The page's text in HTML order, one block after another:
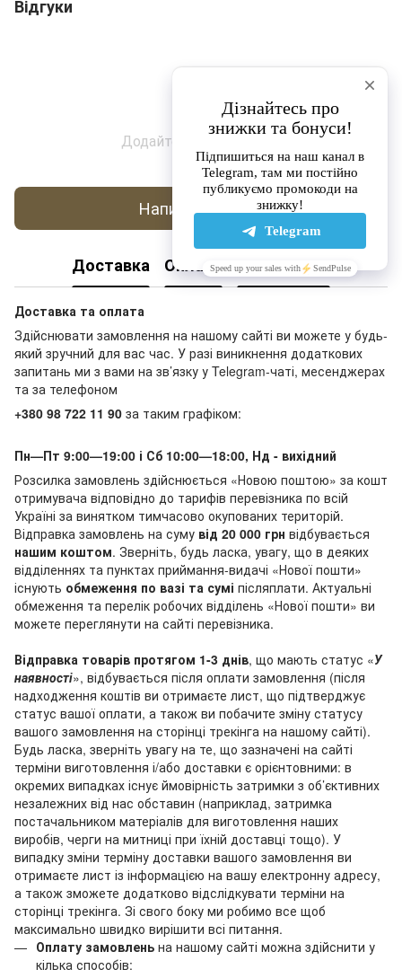
Відгуки
Додайте перший відгук
Написати відгук
Доставка Оплата Повернення
Доставка та оплата
Здійснювати замовлення на нашому сайті ви можете у будь-
який зручний для вас час. У разі виникнення додаткових
запитань ми з вами на зв’язку у Telegram-чаті, месенджерах
та за телефоном
+380 98 722 11 90 за таким графіком:
Пн—Пт 9:00—19:00 і Сб 10:00—18:00, Нд - вихідний
Розсилка замовлень здійснюється «Новою поштою» за кошт
отримувача відповідно до тарифів перевізника по всій
Україні за винятком тимчасово окупованих територій.
Відправка замовлень на суму від 20 000 грн відбувається
нашим коштом. Зверніть, будь ласка, увагу, що в деяких
відділеннях та пунктах приймання-видачі «Нової пошти»
існують обмеження по вазі та сумі післяплати. Актуальні
обмеження та перелік робочих відділень «Нової пошти» ви
можете переглянути на сайті перевізника.
Відправка товарів протягом 1-3 днів, що мають статус «У
наявності», відбувається після оплати замовлення (після
надходження коштів ви отримаєте лист, що підтверджує
статус вашої оплати, а також ви побачите зміну статусу
вашого замовлення на сторінці трекінга на нашому сайті).
Будь ласка, зверніть увагу на те, що зазначені на сайті
терміни виготовлення і/або доставки є орієнтовними: в
окремих випадках існує ймовірність затримки з об’єктивних
незалежних від нас обставин (наприклад, затримка
постачальником матеріалів для виготовлення наших
виробів, черги на митниці при їхній доставці тощо). У
випадку зміни терміну доставки вашого замовлення ви
отримаєте лист із інформацією на вашу електронну адресу,
а також зможете додатково відслідкувати терміни на
сторінці трекінга. Зі свого боку ми робимо все щоб
максимально швидко вирішити всі питання.
Оплату замовлень на нашому сайті можна здійснити у
кілька способів: